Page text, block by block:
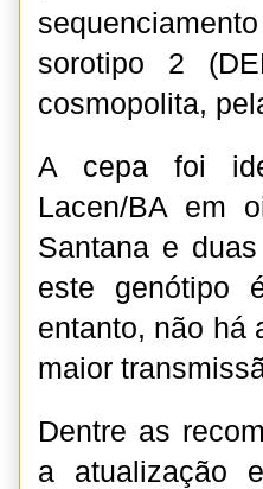
sorotipo 2
cosmopolita,
A cepa foi
Lacen/BA em
Santana e
este genótipo
entanto, não há
maior
Dentre as
a atualização